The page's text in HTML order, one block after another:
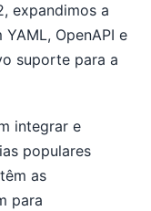
expandimos a
OpenAPI e
suporte para a
integrar e
populares
as
para